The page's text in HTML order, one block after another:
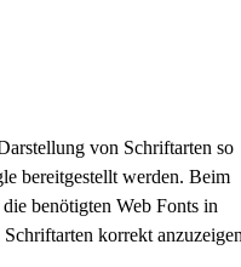
von Schriftarten so
bereitgestellt werden. Beim
benötigten Web Fonts in
korrekt